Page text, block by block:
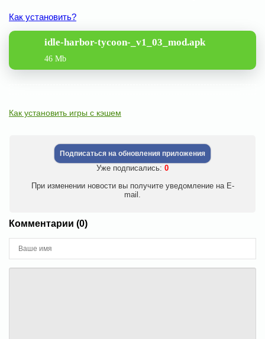
Как установить?
idle-harbor-tycoon-_v1_03_mod.apk
46 Mb
Как установить игры с кэшем
Подписаться на обновления приложения
Уже подписались: 0
При изменении новости вы получите уведомление на E-
mail.
Комментарии (0)